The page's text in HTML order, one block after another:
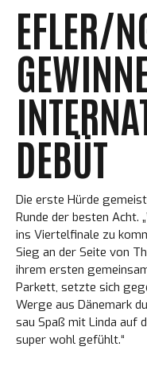
EFLER/
DEBÜT
Die erste Hürde
Runde der besten Acht.
ins Viertelfinale zu
Sieg an der Seite von
ihrem ersten
Parkett, setzte sich
Werge aus Dänemark
sau Spaß mit Linda auf
super wohl gefühlt.“